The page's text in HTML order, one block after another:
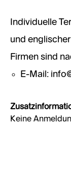
Individuelle
und
Firmen sind
E-Mail:
Keine